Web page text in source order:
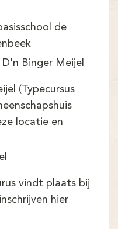
de
Binger Meijel
(Typecursus
locatie en
vindt plaats bij
hier